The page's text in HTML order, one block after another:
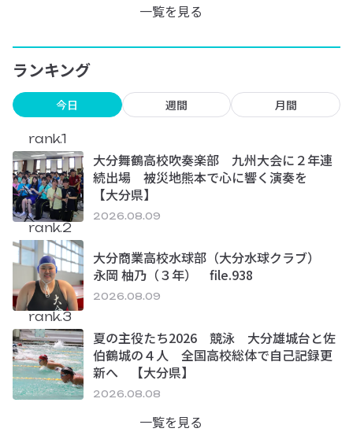
一覧を見る
ランキング
今日 週間 月間
rank.1
大分舞鶴高校吹奏楽部 九州大会に２年連
続出場 被災地熊本で心に響く演奏を
【大分県】
2026.08.09
rank.2
大分商業高校水球部（大分水球クラブ）
永岡 柚乃（３年） file.938
2026.08.09
rank.3
夏の主役たち2026 競泳 大分雄城台と佐
伯鶴城の４人 全国高校総体で自己記録更
新へ 【大分県】
2026.08.08
一覧を見る